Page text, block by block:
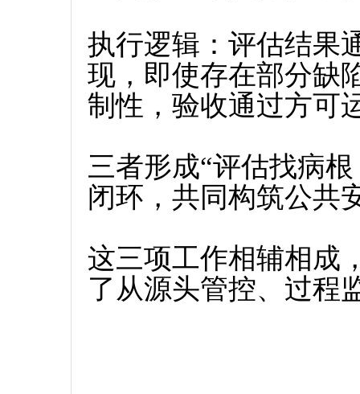
执行逻辑‌：评估结果
现，即使存在部分缺
制性，验收通过方可
三者形成“评估找病
闭环，共同构筑公共
这三项工作相辅相成
了从源头管控、过程